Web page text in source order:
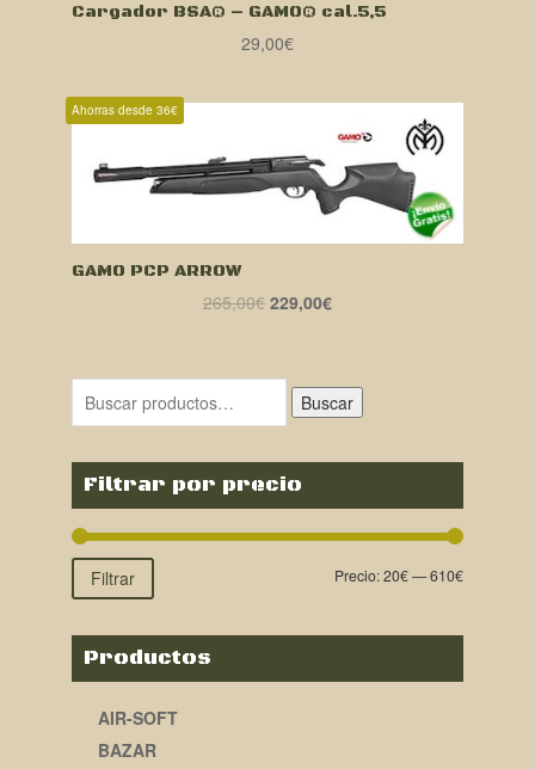
Cargador BSA® – GAMO® cal.5,5
29,00€
Ahorras desde 36€
GAMO PCP ARROW
265,00€ El
era:
265,00€.
229,00€El
es:
229,00€.
Buscar
Filtrar por precio
Filtrar Precio:20€—610€
Productos
AIR-SOFT
BAZAR